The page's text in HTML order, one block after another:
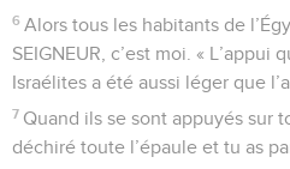
6 Alors tous les habitants de
SEIGNEUR, c’est moi. « L’appui
Israélites a été aussi léger que
7 Quand ils se sont appuyés sur
déchiré toute l’épaule et tu as